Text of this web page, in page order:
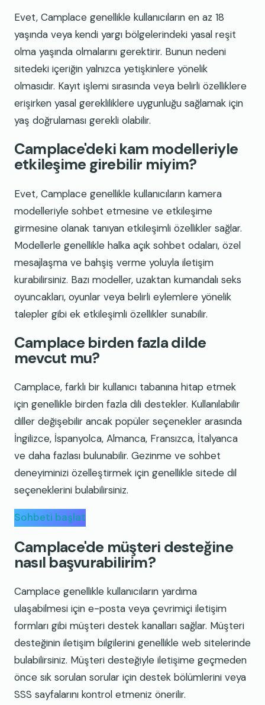
Evet, Camplace genellikle kullanıcıların en az 18
yaşında veya kendi yargı bölgelerindeki yasal reşit
olma yaşında olmalarını gerektirir. Bunun nedeni
sitedeki içeriğin yalnızca yetişkinlere yönelik
olmasıdır. Kayıt işlemi sırasında veya belirli özelliklere
erişirken yasal gerekliliklere uygunluğu sağlamak için
yaş doğrulaması gerekli olabilir.
Camplace'deki kam modelleriyle
etkileşime girebilir miyim?
Evet, Camplace genellikle kullanıcıların kamera
modelleriyle sohbet etmesine ve etkileşime
girmesine olanak tanıyan etkileşimli özellikler sağlar.
Modellerle genellikle halka açık sohbet odaları, özel
mesajlaşma ve bahşiş verme yoluyla iletişim
kurabilirsiniz. Bazı modeller, uzaktan kumandalı seks
oyuncakları, oyunlar veya belirli eylemlere yönelik
talepler gibi ek etkileşimli özellikler sunabilir.
Camplace birden fazla dilde
mevcut mu?
Camplace, farklı bir kullanıcı tabanına hitap etmek
için genellikle birden fazla dili destekler. Kullanılabilir
diller değişebilir ancak popüler seçenekler arasında
İngilizce, İspanyolca, Almanca, Fransızca, İtalyanca
ve daha fazlası bulunabilir. Gezinme ve sohbet
deneyiminizi özelleştirmek için genellikle sitede dil
seçeneklerini bulabilirsiniz.
Sohbeti başlat
Camplace'de müşteri desteğine
nasıl başvurabilirim?
Camplace genellikle kullanıcıların yardıma
ulaşabilmesi için e-posta veya çevrimiçi iletişim
formları gibi müşteri destek kanalları sağlar. Müşteri
desteğinin iletişim bilgilerini genellikle web sitelerinde
bulabilirsiniz. Müşteri desteğiyle iletişime geçmeden
önce sık sorulan sorular için destek bölümlerini veya
SSS sayfalarını kontrol etmeniz önerilir.